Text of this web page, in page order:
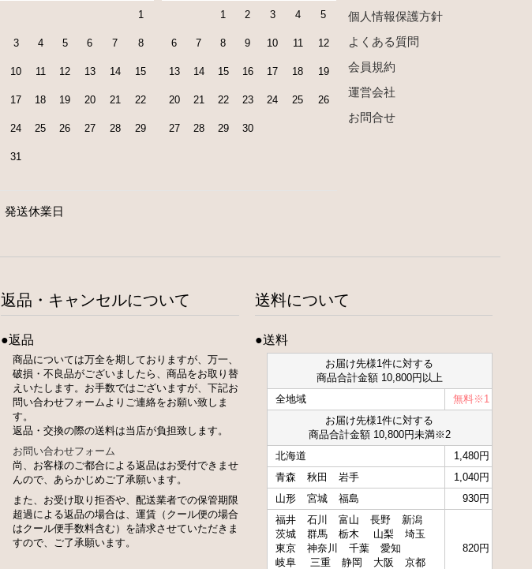
1
3 4 5 6 7 8
10 11 12 13 14 15
17 18 19 20 21 22
24 25 26 27 28 29
31
1 2 3 4 5
6 7 8 9 10 11 12
13 14 15 16 17 18 19
20 21 22 23 24 25 26
27 28 29 30
発送休業日
個人情報保護方針
よくある質問
会員規約
運営会社
お問合せ
返品・キャンセルについて
●返品
商品については万全を期しておりますが、万一、
破損・不良品がございましたら、商品をお取り替
えいたします。お手数ではございますが、下記お
問い合わせフォームよりご連絡をお願い致しま
す。
返品・交換の際の送料は当店が負担致します。
お問い合わせフォーム
尚、お客様のご都合による返品はお受付できませ
んので、あらかじめご了承願います。
また、お受け取り拒否や、配送業者での保管期限
超過による返品の場合は、運賃（クール便の場合
はクール便手数料含む）を請求させていただきま
すので、ご了承願います。
送料について
●送料
お届け先様1件に対する
商品合計金額 10,800円以上
全地域
無料※1
お届け先様1件に対する
商品合計金額 10,800円未満※2
北海道
1,480円
青森
秋田 岩手
1,040円
山形
宮城 福島
930円
福井
石川 富山 長野
新潟
茨城
群馬 栃木 山梨
埼玉
東京
神奈川 千葉
愛知
岐阜
三重 静岡 大阪
京都
820円